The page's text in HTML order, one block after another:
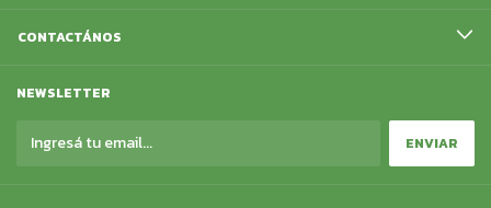
CONTACTÁNOS
NEWSLETTER